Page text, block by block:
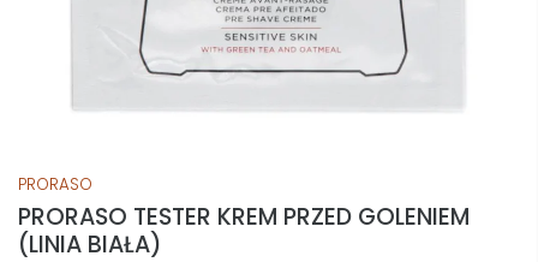
PRORASO
PRORASO TESTER KREM PRZED GOLENIEM
(LINIA BIAŁA)